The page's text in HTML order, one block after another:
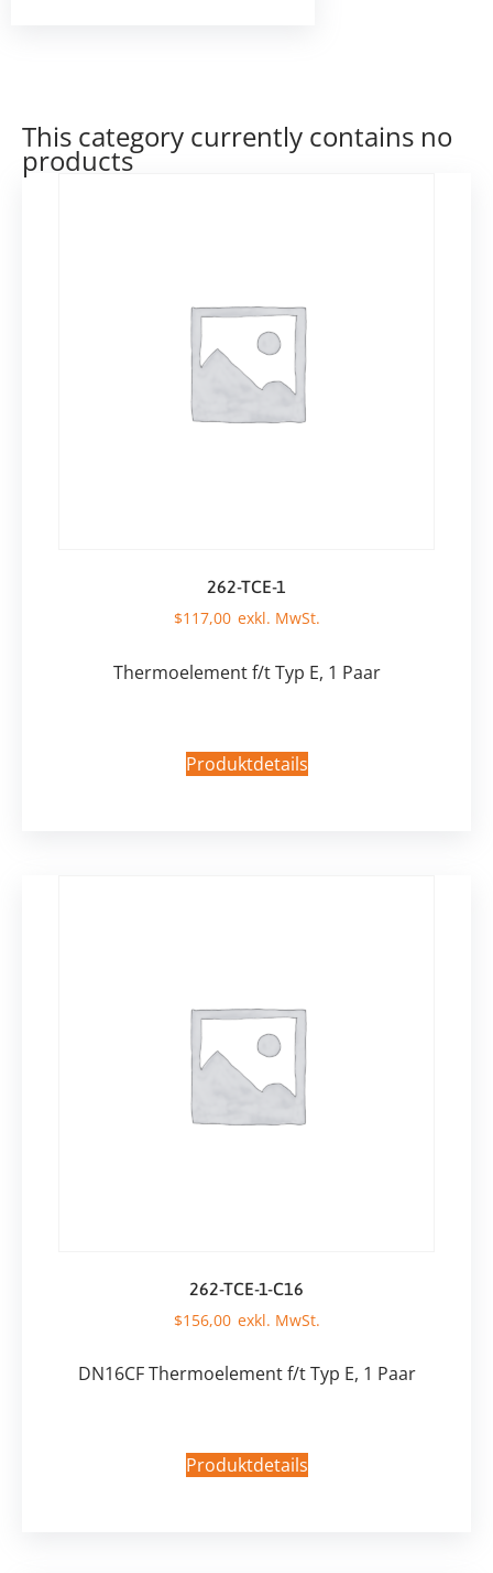
This category currently contains no
products
262-TCE-1
$117,00
Thermoelement f/t Typ E, 1 Paar
Produktdetails
262-TCE-1-C16
$156,00
DN16CF Thermoelement f/t Typ E, 1 Paar
Produktdetails